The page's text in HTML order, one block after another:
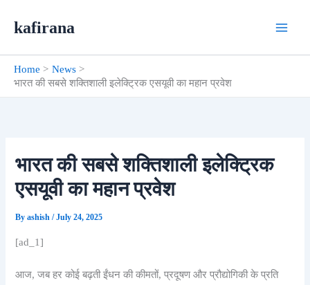
kafirana
Home
News
भारत की सबसे शक्तिशाली इलेक्ट्रिक एसयूवी का महान प्रवेश
भारत की सबसे शक्तिशाली इलेक्ट्रिक
एसयूवी का महान प्रवेश
Byashish/July 24, 2025
[ad_1]
आज, जब हर कोई बढ़ती ईंधन की कीमतों, प्रदूषण और प्रौद्योगिकी के प्रति